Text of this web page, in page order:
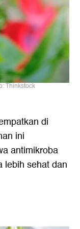
Thinkstock
di
ini
antimikroba
lebih sehat dan